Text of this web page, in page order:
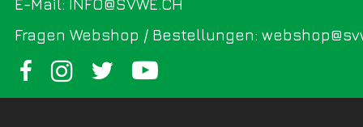
Fragen Webshop / Bestellungen:
E-Mail: INFO@SVWE.CH